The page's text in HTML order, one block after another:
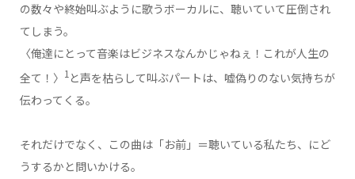
の数々や終始叫ぶように歌うボーカルに、聴いていて圧倒され
てしまう。
〈俺達にとって音楽はビジネスなんかじゃねぇ！これが人生の
全て！〉 1と声を枯らして叫ぶパートは、嘘偽りのない気持ちが
伝わってくる。
それだけでなく、この曲は「お前」＝聴いている私たち、にど
うするかと問いかける。